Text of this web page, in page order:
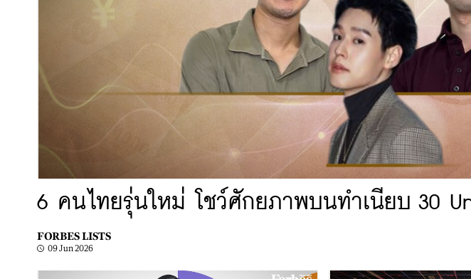
6 คนไทยรุ่นใหม่ โชว์ศักยภาพบนทำเนียบ 30
FORBES LISTS
09 Jun 2026